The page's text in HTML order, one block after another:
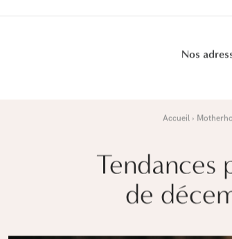
Nos
Accueil
Tendances
de